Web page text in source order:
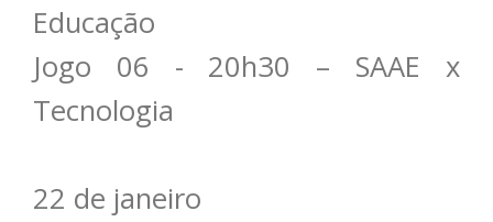
Educação
Jogo 06 - 20h30 – SAAE x
Tecnologia
22 de janeiro